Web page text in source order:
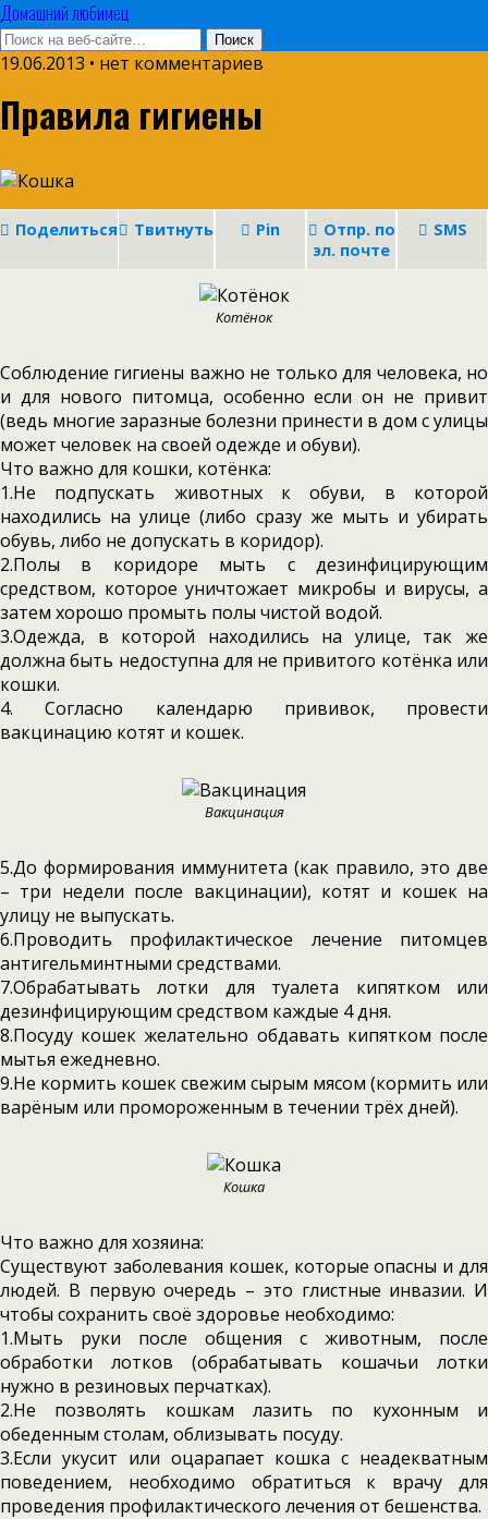
Домашний любимец
19.06.2013 • нет комментариев
Правила гигиены
Поделиться Твитнуть Pin
Отпр. по
эл. почте
SMS
Котёнок
Соблюдение гигиены важно не только для человека, но
и для нового питомца, особенно если он не привит
(ведь многие заразные болезни принести в дом с улицы
может человек на своей одежде и обуви).
Что важно для кошки, котёнка:
1.Не подпускать животных к обуви, в которой
находились на улице (либо сразу же мыть и убирать
обувь, либо не допускать в коридор).
2.Полы в коридоре мыть с дезинфицирующим
средством, которое уничтожает микробы и вирусы, а
затем хорошо промыть полы чистой водой.
3.Одежда, в которой находились на улице, так же
должна быть недоступна для не привитого котёнка или
кошки.
4. Согласно календарю прививок, провести
вакцинацию котят и кошек.
Вакцинация
5.До формирования иммунитета (как правило, это две
– три недели после вакцинации), котят и кошек на
улицу не выпускать.
6.Проводить профилактическое лечение питомцев
антигельминтными средствами.
7.Обрабатывать лотки для туалета кипятком или
дезинфицирующим средством каждые 4 дня.
8.Посуду кошек желательно обдавать кипятком после
мытья ежедневно.
9.Не кормить кошек свежим сырым мясом (кормить или
варёным или промороженным в течении трёх дней).
Кошка
Что важно для хозяина:
Существуют заболевания кошек, которые опасны и для
людей. В первую очередь – это глистные инвазии. И
чтобы сохранить своё здоровье необходимо:
1.Мыть руки после общения с животным, после
обработки лотков (обрабатывать кошачьи лотки
нужно в резиновых перчатках).
2.Не позволять кошкам лазить по кухонным и
обеденным столам, облизывать посуду.
3.Если укусит или оцарапает кошка с неадекватным
поведением, необходимо обратиться к врачу для
проведения профилактического лечения от бешенства.